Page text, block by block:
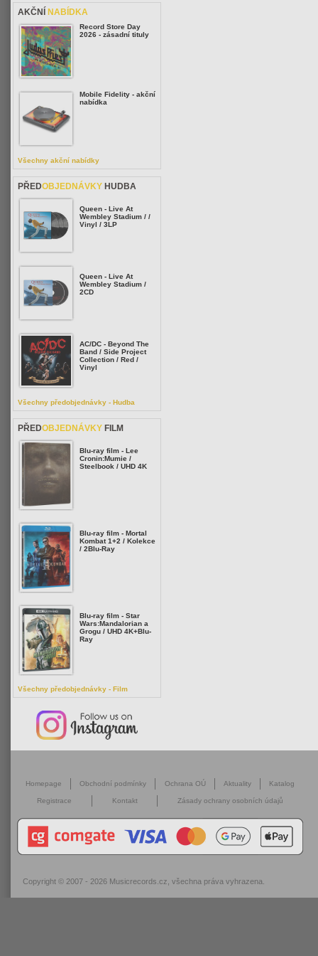
AKČNÍ NABÍDKA
Record Store Day
2026 - zásadní tituly
Mobile Fidelity - akční
nabídka
Všechny akční nabídky
PŘEDOBJEDNÁVKY HUDBA
Queen - Live At
Wembley Stadium / /
Vinyl / 3LP
Queen - Live At
Wembley Stadium /
2CD
AC/DC - Beyond The
Band / Side Project
Collection / Red /
Vinyl
Všechny předobjednávky - Hudba
PŘEDOBJEDNÁVKY FILM
Blu-ray film - Lee
Cronin:Mumie /
Steelbook / UHD 4K
Blu-ray film - Mortal
Kombat 1+2 / Kolekce
/ 2Blu-Ray
Blu-ray film - Star
Wars:Mandalorian a
Grogu / UHD 4K+Blu-
Ray
Všechny předobjednávky - Film
Homepage Obchodní podmínky Ochrana OÚ Aktuality Katalog
Registrace Kontakt Zásady ochrany osobních údajů
Copyright © 2007 - 2026 Musicrecords.cz , všechna práva vyhrazena.